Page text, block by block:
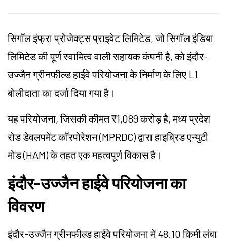
सिगॉल इंफ्रा प्रोजेक्ट्स प्राइवेट लिमिटेड, जो सिगॉल इंडिया
लिमिटेड की पूर्ण स्वामित्व वाली सहायक कंपनी है, को इंदौर-
उज्जैन ग्रीनफील्ड हाईवे परियोजना के निर्माण के लिए L1
बोलीदाता का दर्जा दिया गया है।
यह परियोजना, जिसकी कीमत ₹1,089 करोड़ है, मध्य प्रदेश
रोड डेवलपमेंट कॉरपोरेशन (MPRDC) द्वारा हाइब्रिड एन्युटी
मोड (HAM) के तहत एक महत्वपूर्ण विकास है।
इंदौर-उज्जैन हाईवे परियोजना का
विवरण
इंदौर-उज्जैन ग्रीनफील्ड हाईवे परियोजना में 48.10 किमी लंबा